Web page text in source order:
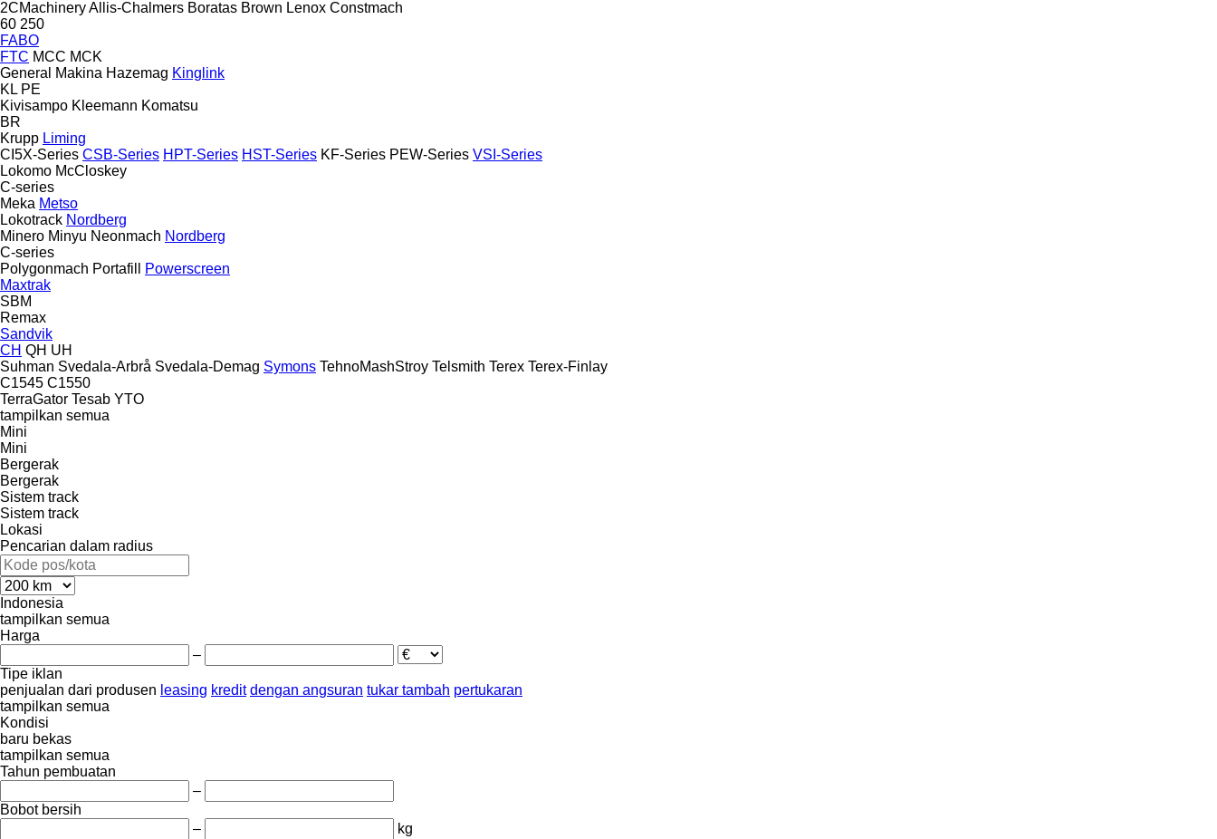
2CMachineryAllis-Chalmers Boratas Brown Lenox Constmach
60 250
FABO
FTC MCC MCK
General Makina Hazemag Kinglink
KL PE
Kivisampo Kleemann Komatsu
BR
Krupp Liming
CI5X-Series CSB-Series HPT-Series HST-Series KF-Series PEW-Series VSI-Series
Lokomo McCloskey
C-series
Meka Metso
Lokotrack Nordberg
Minero Minyu Neonmach Nordberg
C-series
Polygonmach Portafill
Powerscreen
Maxtrak
SBM
Remax
Sandvik
CH QH UH
Suhman Svedala-Arbrå Svedala-Demag Symons TehnoMashStroy Telsmith Terex Terex-Finlay
C1545 C1550
TerraGator Tesab YTO
tampilkan semua
Mini
Mini
Bergerak
Bergerak
Sistem track
Sistem track
Lokasi
Pencarian dalam radius
Indonesia
tampilkan semua
Harga
–
Tipe iklan
penjualan dari produsen leasing kredit dengan angsuran tukar tambah pertukaran
tampilkan semua
Kondisi
baru bekas
tampilkan semua
Tahun pembuatan
–
Bobot bersih
–
kg